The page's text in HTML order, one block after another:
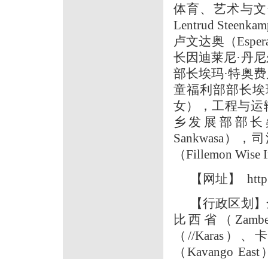
体育、艺术与
Lentrud
卢文达奥（
长因迪莱尼·丹
部长埃玛·特奥
童福利部部长埃
女），工程与运
乡发展部部长
Sankwasa），
（Fillemon Wise
【网址】
【行政区划
比西省（
（//Karas）、
（Kavango